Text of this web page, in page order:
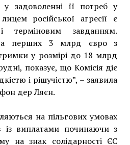
задоволенні її потреб у
російської агресії є
завданням.
перших 3 млрд євро з
у розмірі до 18 млрд
показує, що Комісія діє
і рішучістю”, – заявила
дер Ляєн.
на пільгових умовах
із виплатами починаючи з
на знак солідарності ЄС